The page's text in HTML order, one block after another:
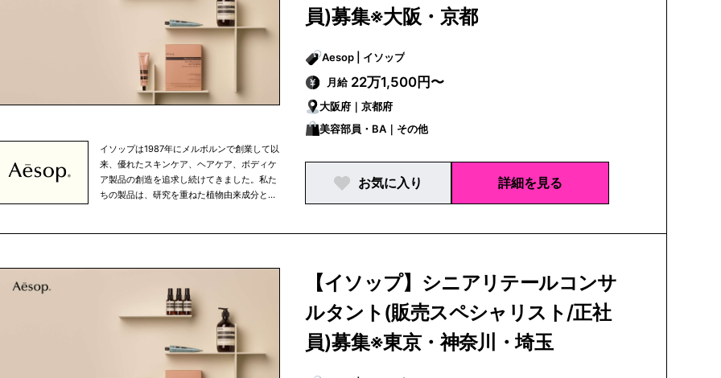
生活、適度な運動、定期的な読書など、バラ
ンスの取れた生活の一部として、当社の商品
を使っていただきたいと考えています。 私た
ちの製品はオフィシャルオンラインストアで
ご購入いただける他、パリ、東京、ニューヨ
ークなどの大都市を中心に世界中で展開して
いる直営店、さらに、世界有数の高級百貨店
イソップは1987年にメルボルンで創業して以
来、優れたスキンケア、ヘアケア、ボディケ
ア製品の創造を追求し続けてきました。私た
ちの製品は、研究を重ねた植物由来成分と非
努力というものを大切に考えています。私た
ちは、生活環境や気候を考慮し、細部まで注
意を払うという姿勢を忘れずにひとつひとつ
の商品を開発しています。また、健康的な食
生活、適度な運動、定期的な読書など、バラ
ンスの取れた生活の一部として、当社の商品
を使っていただきたいと考えています。 私た
員)募集※大阪・京都
Aesop | イソップ
月給 22万1,500円〜
大阪府｜京都府
美容部員・BA｜その他
お気に入り 詳細を見る
【イソップ】シニアリテールコンサ
ルタント(販売スペシャリスト/正社
員)募集※東京・神奈川・埼玉